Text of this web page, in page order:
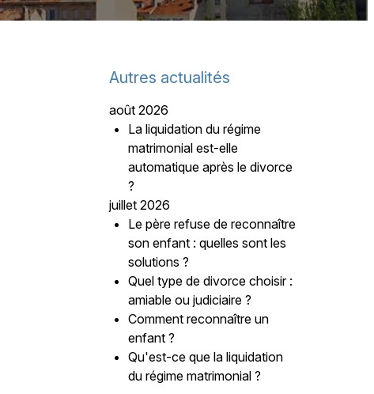
Autres actualités
août 2026
La liquidation du régime
matrimonial est-elle
automatique après le divorce
?
juillet 2026
Le père refuse de reconnaître
son enfant : quelles sont les
solutions ?
Quel type de divorce choisir :
amiable ou judiciaire ?
Comment reconnaître un
enfant ?
Qu'est-ce que la liquidation
du régime matrimonial ?